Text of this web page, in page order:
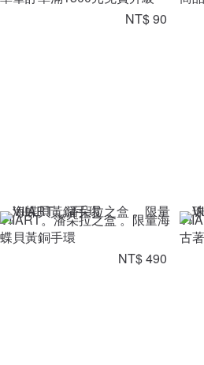
NT$ 90
VIIART。潘朵拉之盒 。限量海
蝶貝黃銅手環
NT$ 490
古